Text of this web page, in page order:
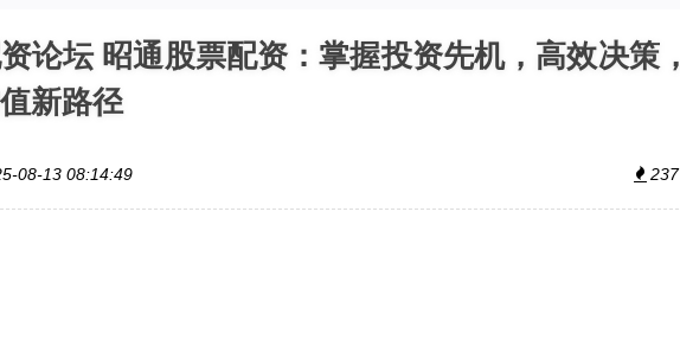
论坛 昭通股票配资：掌握投资先机，高效决策，
新路径
08-13 08:14:49 237